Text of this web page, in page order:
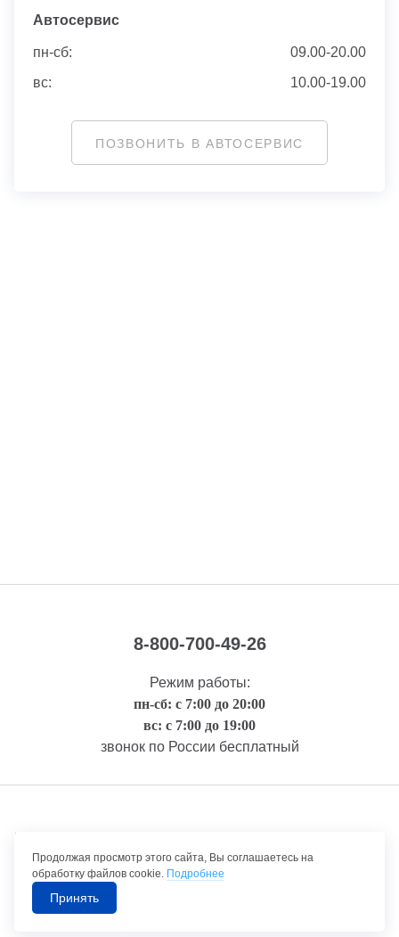
Автосервис
пн-сб:
09.00-20.00
вс:
10.00-19.00
ПОЗВОНИТЬ В АВТОСЕРВИС
8-800-700-49-26
Режим работы:
пн-сб: с 7:00 до 20:00
вс: с 7:00 до 19:00
звонок по России бесплатный
Правовая информация
©1992-2026 ТрансТехСервис – продажа и обслуживание автомобилей.
Продолжая просмотр этого сайта, Вы соглашаетесь на
обработку файлов cookie. Подробнее
Принять